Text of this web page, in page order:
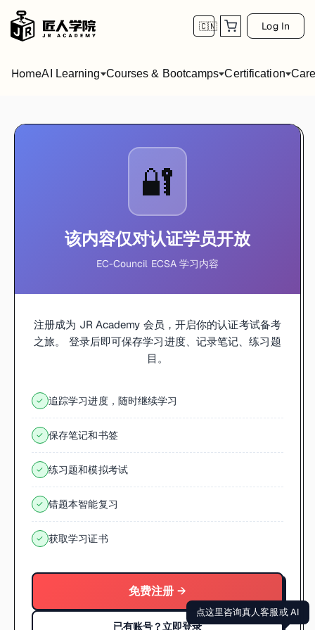
🇨🇳 Log In
HomeAI Learning Courses & Bootcamps Certification
🔐
该内容仅对认证学员开放
EC-Council ECSA 学习内容
注册成为 JR Academy 会员，开启你的认证考试备考
之旅。 登录后即可保存学习进度、记录笔记、练习题
目。
✓ 追踪学习进度，随时继续学习
✓ 保存笔记和书签
✓ 练习题和模拟考试
✓ 错题本智能复习
✓ 获取学习证书
免费注册 →
已有账号？立即登录
点这里咨询真人客服或 AI